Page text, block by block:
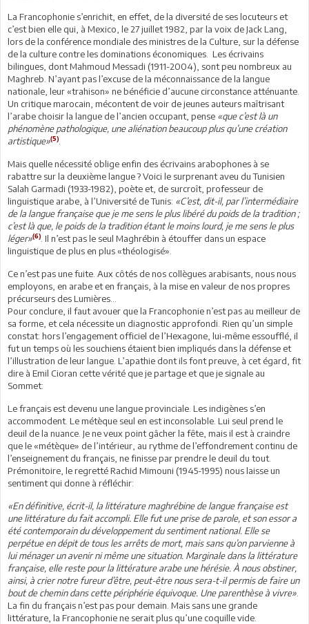
La Francophonie s’enrichit, en effet, de la diversité de ses locuteurs et
c’est bien elle qui, à Mexico, le 27 juillet 1982, par la voix de Jack Lang,
lors de la conférence mondiale des ministres de la Culture, sur la défense
de la culture contre les dominations économiques. Les écrivains
bilingues, dont Mahmoud Messadi (1911-2004), sont peu nombreux au
Maghreb. N’ayant pas l’excuse de la méconnaissance de la langue
nationale, leur «trahison» ne bénéficie d’aucune circonstance atténuante.
Un critique marocain, mécontent de voir de jeunes auteurs maîtrisant
l’arabe choisir la langue de l’ancien occupant, pense «que c’est là un
phénomène pathologique, une aliénation beaucoup plus qu’une création
artistique»(5)
Mais quelle nécessité oblige enfin des écrivains arabophones à se
rabattre sur la deuxième langue ? Voici le surprenant aveu du Tunisien
Salah Garmadi (1933-1982), poète et, de surcroît, professeur de
linguistique arabe, à l’Université de Tunis: «C’est, dit-il, par l’intermédiaire
de la langue française que je me sens le plus libéré du poids de la tradition ;
c’est là que, le poids de la tradition étant le moins lourd, je me sens le plus
léger»(6) . Il n’est pas le seul Maghrébin à étouffer dans un espace
linguistique de plus en plus «théologisé».
Ce n’est pas une fuite. Aux côtés de nos collègues arabisants, nous nous
employons, en arabe et en français, à la mise en valeur de nos propres
précurseurs des Lumières…
Pour conclure, il faut avouer que la Francophonie n’est pas au meilleur de
sa forme, et cela nécessite un diagnostic approfondi. Rien qu’un simple
constat: hors l’engagement officiel de l’Hexagone, lui-même essoufflé, il
fut un temps où les souchiens étaient bien impliqués dans la défense et
l’illustration de leur langue. L’apathie dont ils font preuve, à cet égard, fit
dire à Emil Cioran cette vérité que je partage et que je signale au
Sommet:
Le français est devenu une langue provinciale. Les indigènes s’en
accommodent. Le métèque seul en est inconsolable. Lui seul prend le
deuil de la nuance. Je ne veux point gâcher la fête, mais il est à craindre
que le «métèque» de l’intérieur, au rythme de l’effondrement continu de
l’enseignement du français, ne finisse par prendre le deuil du tout.
Prémonitoire, le regretté Rachid Mimouni (1945-1995) nous laisse un
sentiment qui donne à réfléchir:
«En définitive, écrit-il, la littérature maghrébine de langue française est
une littérature du fait accompli. Elle fut une prise de parole, et son essor a
été contemporain du développement du sentiment national. Elle se
perpétue en dépit de tous les arrêts de mort, mais sans qu’on parvienne à
lui ménager un avenir ni même une situation. Marginale dans la littérature
française, elle reste pour la littérature arabe une hérésie. À nous obstiner,
ainsi, à crier notre fureur d’être, peut-être nous sera-t-il permis de faire un
bout de chemin dans cette périphérie équivoque. Une parenthèse à vivre»
La fin du français n’est pas pour demain. Mais sans une grande
littérature, la Francophonie ne serait plus qu’une coquille vide.